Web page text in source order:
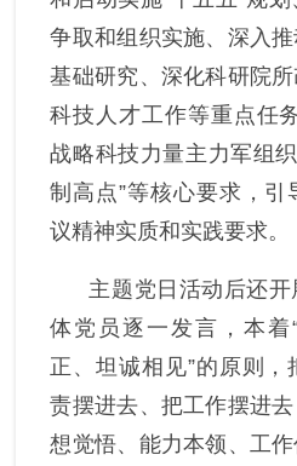
争取和组织实施、深入
基础研究、深化科研院
科技人才工作等重点任务
战略科技力量主力军组
制高点”等核心要求， 引
议精神实质和实践要求。
主题党日活动后还开
体党员逐一发言，本着
正、坦诚相见”的 原则，
责摆进去、把工作摆进
想觉悟、 能力本领、工